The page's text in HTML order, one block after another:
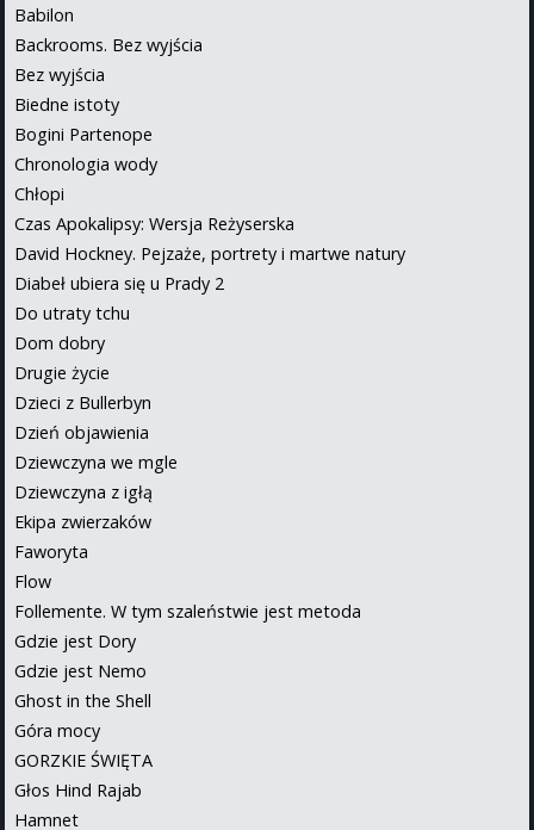
Babilon
Backrooms. Bez wyjścia
Bez wyjścia
Biedne istoty
Bogini Partenope
Chronologia wody
Chłopi
Czas Apokalipsy: Wersja Reżyserska
David Hockney. Pejzaże, portrety i martwe natury
Diabeł ubiera się u Prady 2
Do utraty tchu
Dom dobry
Drugie życie
Dzieci z Bullerbyn
Dzień objawienia
Dziewczyna we mgle
Dziewczyna z igłą
Ekipa zwierzaków
Faworyta
Flow
Follemente. W tym szaleństwie jest metoda
Gdzie jest Dory
Gdzie jest Nemo
Ghost in the Shell
Góra mocy
GORZKIE ŚWIĘTA
Głos Hind Rajab
Hamnet